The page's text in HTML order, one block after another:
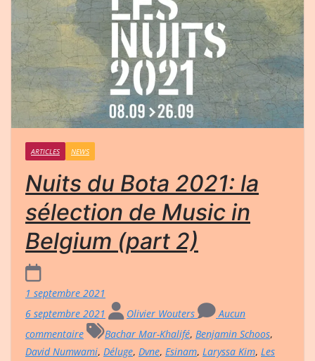
ARTICLES NEWS
Nuits du Bota 2021: la
sélection de Music in
Belgium (part 2)
1 septembre 2021
6 septembre 2021
Olivier Wouters
Aucun
commentaire
Bachar Mar-Khalifé, Benjamin Schoos,
David Numwami, Déluge, Dvne, Esinam, Laryssa Kim, Les